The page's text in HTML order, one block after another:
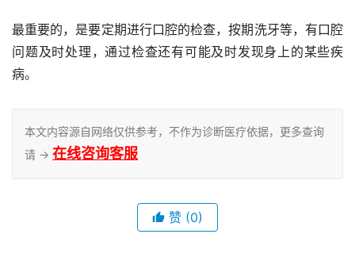
最重要的，是要定期进行口腔的检查，按期洗牙等，有口腔
问题及时处理，通过检查还有可能及时发现身上的某些疾
病。
本文内容源自网络仅供参考，不作为诊断医疗依据，更多查询
请 → 在线咨询客服
赞 (0)